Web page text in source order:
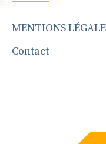
MENTIONS
Contact